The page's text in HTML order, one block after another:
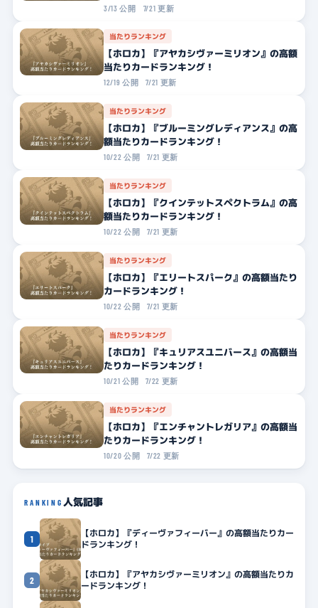
3/13 公開 7/21 更新
当たりランキング
【ホロカ】『アヤカシヴァーミリオン』の高額
当たりカードランキング！
12/19 公開 7/21 更新
当たりランキング
【ホロカ】『ブルーミングレディアンス』の高
額当たりカードランキング！
10/22 公開 7/21 更新
当たりランキング
【ホロカ】『クインテットスペクトラム』の高
額当たりカードランキング！
10/22 公開 7/21 更新
当たりランキング
【ホロカ】『エリートスパーク』の高額当たり
カードランキング！
10/22 公開 7/21 更新
当たりランキング
【ホロカ】『キュリアスユニバース』の高額当
たりカードランキング！
10/21 公開 7/22 更新
当たりランキング
【ホロカ】『エンチャントレガリア』の高額当
たりカードランキング！
10/20 公開 7/22 更新
RANKING 人気記事
1
【ホロカ】『ディーヴァフィーバー』の高額当たりカー
ドランキング！
2
【ホロカ】『アヤカシヴァーミリオン』の高額当たりカ
ードランキング！